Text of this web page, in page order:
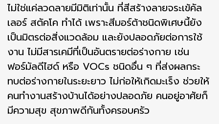
ไม่ใช่แค่ลวดลายมีมิติเท่านั้น ที่สีสร้างลายจระเข้คัล
เลอร์ สตัคโค ทำได้ เพราะสีมอร์ต้าชนิดพิเศษนี้ยัง
เป็นมิตรต่อสิ่งแวดล้อม และยังปลอดภัยต่อการใช้
งาน ไม่มีสารเคมีที่เป็นอันตรายต่อร่างกาย เช่น
ฟอร์มัลดีไฮด์ หรือ VOCs ชนิดอื่น ๆ ที่ส่งผลกระ
ทบต่อร่างกายในระยะยาว ไม่ก่อให้เกิดมะเร็ง ช่วยให้
คนทำงานสร้างบ้านได้อย่างปลอดภัย คนอยู่อาศัยก็
มีความสุข สุขภาพดีกันทั้งครอบครัว